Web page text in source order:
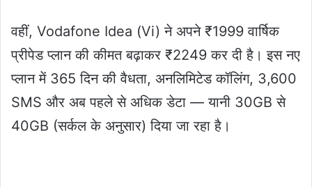
वहीं, Vodafone Idea (Vi) ने अपने ₹1999 वार्षिक
प्रीपेड प्लान की कीमत बढ़ाकर ₹2249 कर दी है। इस नए
प्लान में 365 दिन की वैधता, अनलिमिटेड कॉलिंग, 3,600
SMS और अब पहले से अधिक डेटा — यानी 30GB से
40GB (सर्कल के अनुसार) दिया जा रहा है।